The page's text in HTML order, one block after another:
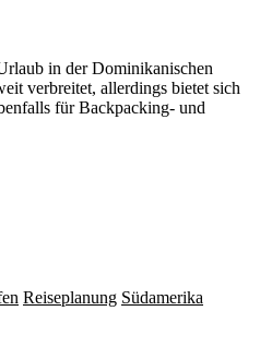
in der Dominikanischen
verbreitet, allerdings bietet sich
für Backpacking- und
Reiseplanung Südamerika